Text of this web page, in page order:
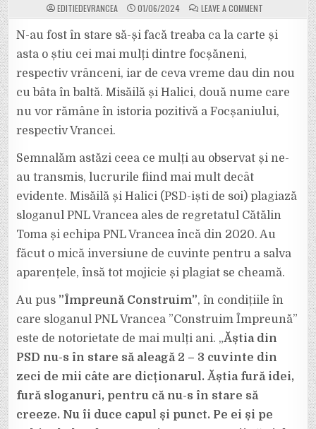
EDITIEDEVRANCEA 01/06/2024 LEAVE A COMMENTON
PLAGIATORII!
ȘI
HALICI
ALES
REGRETATUL
TOMA
ȘI
DE
ACUM
N-au fost în stare să-și facă treaba ca la carte și
asta o știu cei mai mulți dintre focșăneni,
respectiv vrânceni, iar de ceva vreme dau din nou
cu bâta în baltă. Misăilă și Halici, două nume care
nu vor rămâne în istoria pozitivă a Focșaniului,
respectiv Vrancei.
Semnalăm astăzi ceea ce mulți au observat și ne-
au transmis, lucrurile fiind mai mult decât
evidente. Misăilă și Halici (PSD-iști de soi) plagiază
sloganul PNL Vrancea ales de regretatul Cătălin
Toma și echipa PNL Vrancea încă din 2020. Au
făcut o mică inversiune de cuvinte pentru a salva
aparențele, însă tot mojicie și plagiat se cheamă.
Au pus ”Împreună Construim”, în condițiile în
care sloganul PNL Vrancea ”Construim Împreună”
este de notorietate de mai mulți ani. „Ăștia din
PSD nu-s în stare să aleagă 2 – 3 cuvinte din
zeci de mii câte are dicționarul. Ăștia fură idei,
fură sloganuri, pentru că nu-s în stare să
creeze. Nu îi duce capul și punct. Pe ei și pe